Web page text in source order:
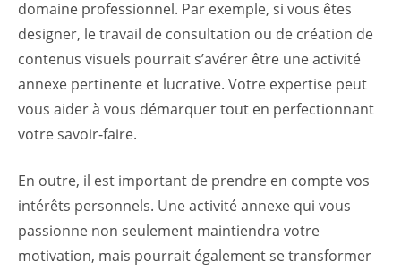
domaine professionnel. Par exemple, si vous êtes
designer, le travail de consultation ou de création de
contenus visuels pourrait s’avérer être une activité
annexe pertinente et lucrative. Votre expertise peut
vous aider à vous démarquer tout en perfectionnant
votre savoir-faire.
En outre, il est important de prendre en compte vos
intérêts personnels. Une activité annexe qui vous
passionne non seulement maintiendra votre
motivation, mais pourrait également se transformer